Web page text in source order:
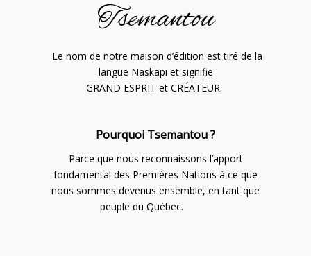
Tsemantou
Le nom de notre maison d’édition est tiré de la
langue Naskapi et signifie
GRAND ESPRIT et CRÉATEUR.
Pourquoi Tsemantou ?
Parce que nous reconnaissons l’apport
fondamental des Premières Nations à ce que
nous sommes devenus ensemble, en tant que
peuple du Québec.